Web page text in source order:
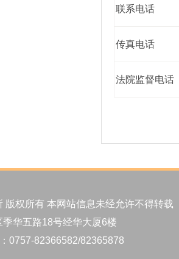
联系电话
传真电话
法院监督电话
版权所有 本网站信息未经允许不得转载
华五路18号经华大厦6楼
0757-82366582/82365878